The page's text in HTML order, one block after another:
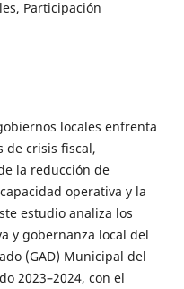
Participación
locales enfrenta
de crisis fiscal,
la reducción de
operativa y la
estudio analiza los
y gobernanza local del
(GAD) Municipal del
2023–2024, con el